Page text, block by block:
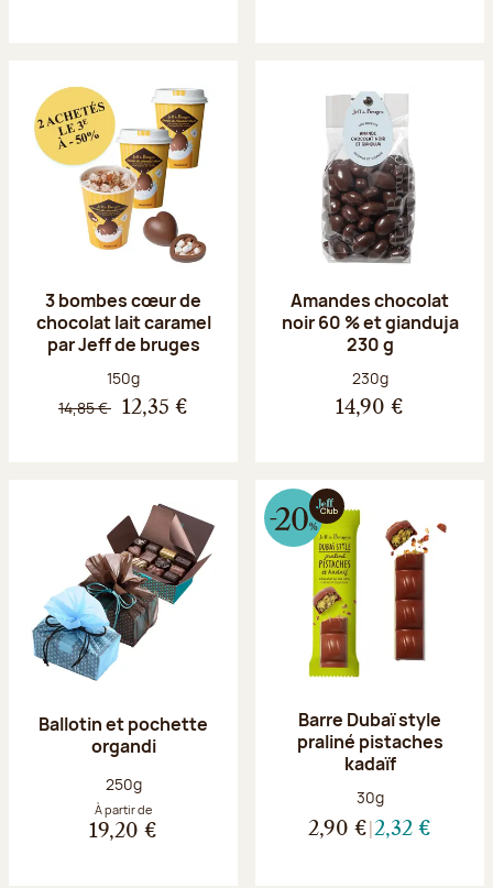
3 bombes cœur de
chocolat lait caramel
par Jeff de bruges
Poids net :
150g
14,85 € 12,35 €
Amandes chocolat
noir 60 % et gianduja
230 g
Poids net :
230g
14,90 €
Ballotin et pochette
organdi
Poids net :
250g
À partir de
19,20 €
Barre Dubaï style
praliné pistaches
kadaïf
Poids net :
30g
2,90 € 2,32 €